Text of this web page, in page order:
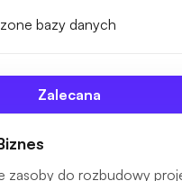
bazy danych
Zalecana
zasoby do rozbudowy